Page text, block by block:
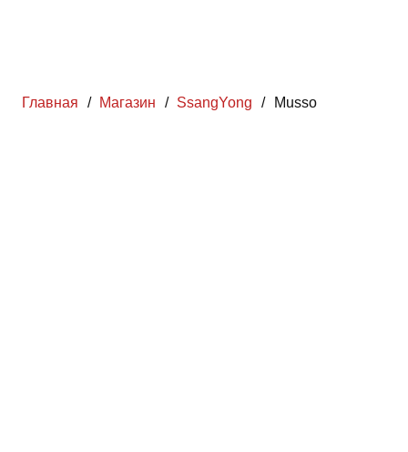
Главная / Магазин / SsangYong / Musso